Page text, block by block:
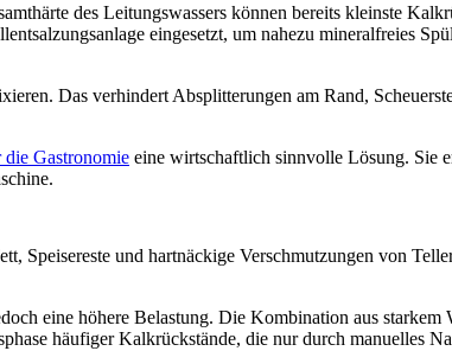
des Leitungswassers können bereits kleinste
eingesetzt, um nahezu mineralfreies
Das verhindert Absplitterungen am Rand,
die Gastronomie eine wirtschaftlich sinnvolle Lösung. Sie
Speisereste und hartnäckige Verschmutzungen von
eine höhere Belastung. Die Kombination aus
häufiger Kalkrückstände, die nur durch manuelles